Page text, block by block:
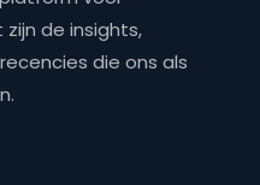
de insights,
die ons als